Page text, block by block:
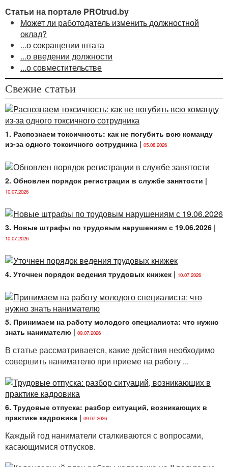
Статьи на портале PROtrud.by
Может ли работодатель изменить должностной
оклад?
...о сокращении штата
...о введении должности
...о совместительстве
Свежие статьи
1. Распознаем токсичность: как не погубить всю команду
из-за одного токсичного сотрудника | 05.08.2026
2. Обновлен порядок регистрации в службе занятости |
10.07.2026
3. Новые штрафы по трудовым нарушениям с 19.06.2026 |
10.07.2026
4. Уточнен порядок ведения трудовых книжек | 10.07.2026
5. Принимаем на работу молодого специалиста: что нужно
знать нанимателю | 09.07.2026
В статье рассматривается, какие действия необходимо
совершить нанимателю при приеме на работу ...
6. Трудовые отпуска: разбор ситуаций, возникающих в
практике кадровика | 09.07.2026
Каждый год наниматели сталкиваются с вопросами,
касающимися отпусков.